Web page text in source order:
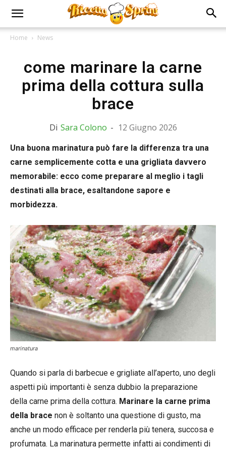
Home News
come marinare la carne
prima della cottura sulla
brace
Di Sara Colono - 12 Giugno 2026
Una buona marinatura può fare la differenza tra una
carne semplicemente cotta e una grigliata davvero
memorabile: ecco come preparare al meglio i tagli
destinati alla brace, esaltandone sapore e
morbidezza.
marinatura
Quando si parla di barbecue e grigliate all’aperto, uno degli
aspetti più importanti è senza dubbio la preparazione
della carne prima della cottura. Marinare la carne prima
della brace non è soltanto una questione di gusto, ma
anche un modo efficace per renderla più tenera, succosa e
profumata. La marinatura permette infatti ai condimenti di